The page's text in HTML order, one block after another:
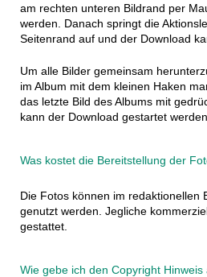
am rechten unteren Bildrand per
werden. Danach springt die
Seitenrand auf und der Download
Um alle Bilder gemeinsam
im Album mit dem kleinen Haken
das letzte Bild des Albums mit
kann der Download gestartet werden.
Was kostet die Bereitstellung der
Die Fotos können im redaktionellen
genutzt werden. Jegliche
gestattet.
Wie gebe ich den Copyright Hinweis